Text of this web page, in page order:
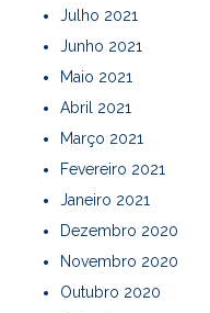
Julho 2021
Junho 2021
Maio 2021
Abril 2021
Março 2021
Fevereiro 2021
Janeiro 2021
Dezembro 2020
Novembro 2020
Outubro 2020